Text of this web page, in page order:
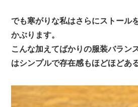
でも寒がりな私はさらにストール
かぶります。
こんな加えてばかりの服装バラン
はシンプルで存在感もほどほどあ